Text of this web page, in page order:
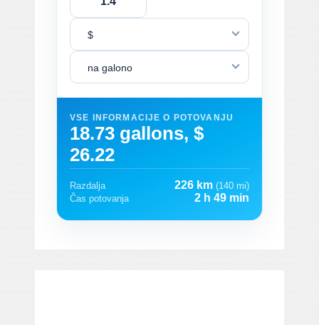
$
na galono
VSE INFORMACIJE O POTOVANJU
18.73 gallons, $
26.22
Razdalja 226 km (140 mi)
Čas potovanja
2 h 49 min